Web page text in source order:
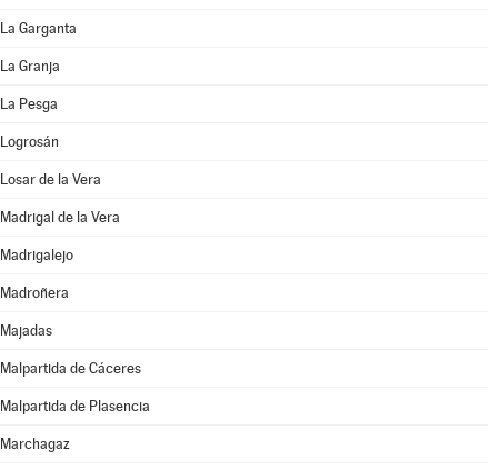
La Garganta
La Granja
La Pesga
Logrosán
Losar de la Vera
Madrigal de la Vera
Madrigalejo
Madroñera
Majadas
Malpartida de Cáceres
Malpartida de Plasencia
Marchagaz